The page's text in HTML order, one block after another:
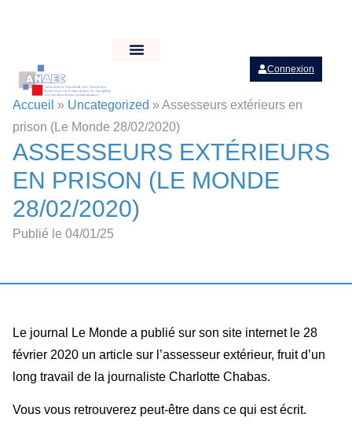
Connexion
Accueil » Uncategorized » Assesseurs extérieurs en
prison (Le Monde 28/02/2020)
ASSESSEURS EXTÉRIEURS
EN PRISON (LE MONDE
28/02/2020)
Publié le 04/01/25
Le journal Le Monde a publié sur son site internet le 28
février 2020 un article sur l’assesseur extérieur, fruit d’un
long travail de la journaliste Charlotte Chabas.
Vous vous retrouverez peut-être dans ce qui est écrit.